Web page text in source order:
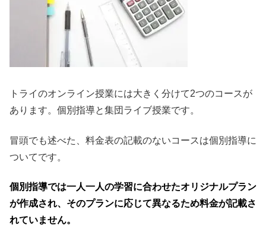
トライのオンライン授業には大きく分けて2つのコースが
あります。個別指導と集団ライブ授業です。
冒頭でも述べた、料金表の記載のないコースは個別指導に
ついてです。
個別指導では一人一人の学習に合わせたオリジナルプラン
が作成され、そのプランに応じて異なるため料金が記載さ
れていません。